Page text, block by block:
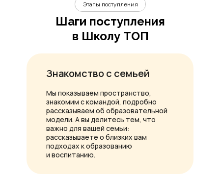
Знакомство с семьей
Мы показываем пространство,
знакомим с командой, подробно
рассказываем об образовательной
модели. А вы делитесь тем, что
важно для вашей семьи:
рассказываете о близких вам
подходах к образованию
и воспитанию.
Шаги поступления
в Школу ТОП
Этапы поступления